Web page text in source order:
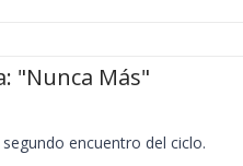
"Nunca Más"
encuentro del ciclo.